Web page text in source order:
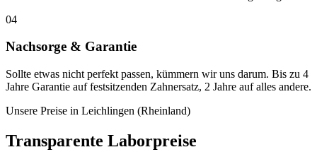
04
Nachsorge & Garantie
Sollte etwas nicht perfekt passen, kümmern wir uns darum. Bis zu 4
Jahre Garantie auf festsitzenden Zahnersatz, 2 Jahre auf alles andere.
Unsere Preise in Leichlingen (Rheinland)
Transparente Laborpreise